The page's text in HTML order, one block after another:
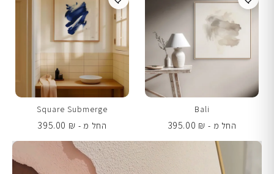
Bali
החל מ -
395.00 ₪
Square Submerge
החל מ -
395.00 ₪